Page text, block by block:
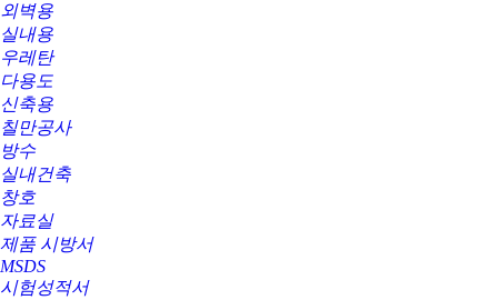
외벽용
실내용
우레탄
다용도
신축용
칠만공사
방수
실내건축
창호
자료실
제품 시방서
MSDS
시험성적서